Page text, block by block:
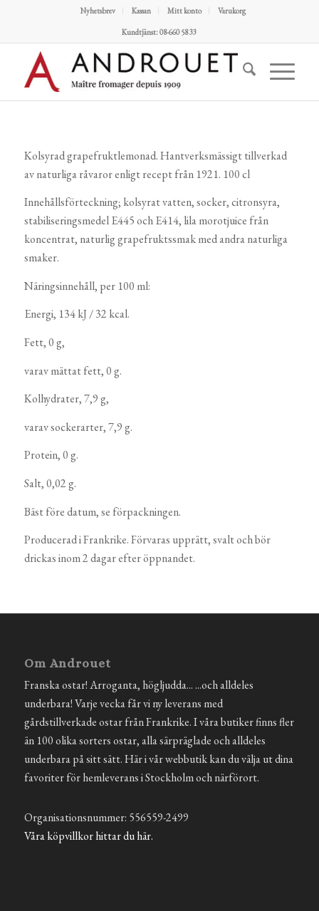
Nyhetsbrev Kassan Mitt konto Varukorg
Kundtjänst: 08-660 58 33
Kolsyrad grapefruktlemonad. Hantverksmässigt tillverkad
av naturliga råvaror enligt recept från 1921. 100 cl
Innehållsförteckning; kolsyrat vatten, socker, citronsyra,
stabiliseringsmedel E445 och E414, lila morotjuice från
koncentrat, naturlig grapefruktssmak med andra naturliga
smaker.
Näringsinnehåll, per 100 ml:
Energi, 134 kJ / 32 kcal.
Fett, 0 g,
varav mättat fett, 0 g.
Kolhydrater, 7,9 g,
varav sockerarter, 7,9 g.
Protein, 0 g.
Salt, 0,02 g.
Bäst före datum, se förpackningen.
Producerad i Frankrike. Förvaras upprätt, svalt och bör
drickas inom 2 dagar efter öppnandet.
Om Androuet
Franska ostar! Arroganta, högljudda... ...och alldeles
underbara! Varje vecka får vi ny leverans med
gårdstillverkade ostar från Frankrike. I våra butiker finns fler
än 100 olika sorters ostar, alla särpräglade och alldeles
underbara på sitt sätt. Här i vår webbutik kan du välja ut dina
favoriter för hemleverans i Stockholm och närförort.
Organisationsnummer: 556559-2499
Våra köpvillkor hittar du här.